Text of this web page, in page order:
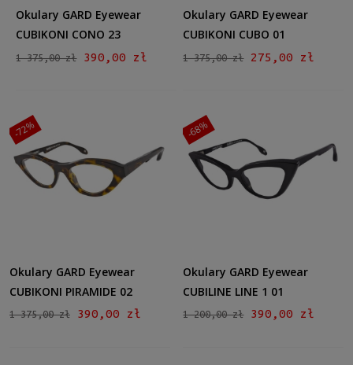
Czarny
(2)
Różowy (1)
Plastikowe
Rodzaj
Pełne(6)
Dostępność
Okulary GARD Eyewear
CUBIKONI CONO 23
1 375,00 zł 390,00 zł
Okulary GARD Eyewear
CUBIKONI CUBO 01
1 375,00 zł 275,00 zł
Okulary GARD Eyewear
CUBIKONI PIRAMIDE 02
1 375,00 zł 390,00 zł
-72%
Okulary GARD Eyewear
CUBILINE LINE 1 01
1 200,00 zł 390,00 zł
-68%